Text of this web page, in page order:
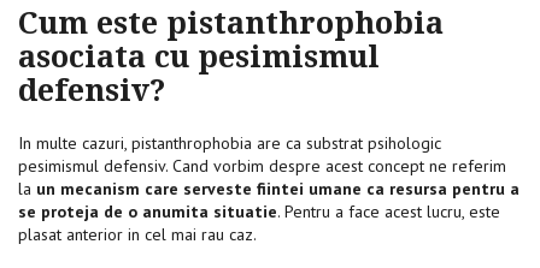
Cum este pistanthrophobia
asociata cu pesimismul
defensiv?
In multe cazuri, pistanthrophobia are ca substrat psihologic
pesimismul defensiv. Cand vorbim despre acest concept ne referim
la un mecanism care serveste fiintei umane ca resursa pentru a
se proteja de o anumita situatie. Pentru a face acest lucru, este
plasat anterior in cel mai rau caz.